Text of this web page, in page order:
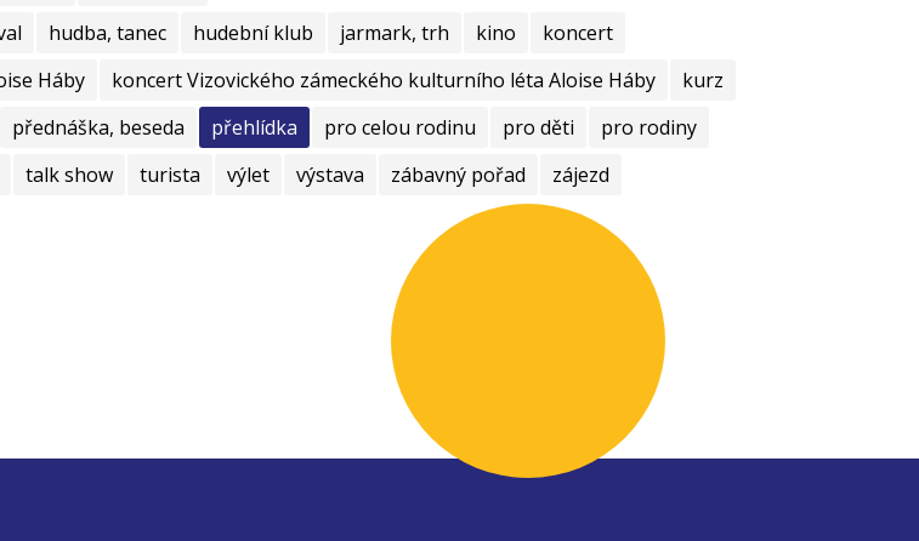
hudba, tanec hudební klub jarmark, trh kino
koncert
Háby
koncert Vizovického zámeckého kulturního léta Aloise Háby
kurz
přednáška, beseda přehlídka pro celou rodinu pro děti
pro rodiny
talk show turista výlet výstava zábavný pořad zájezd